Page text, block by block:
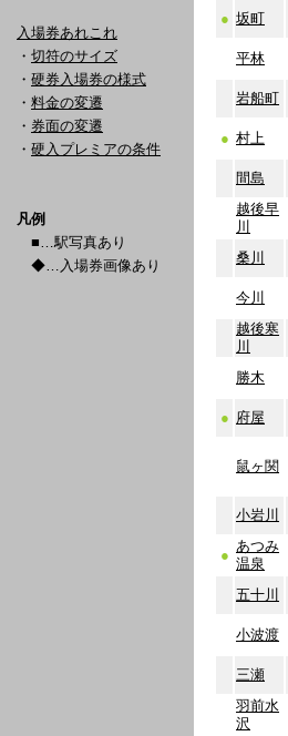
入場券あれこれ
・ 切符のサイズ
・ 硬券入場券の様式
・ 料金の変遷
・ 券面の変遷
・ 硬入プレミアの条件
凡例
■…駅写真あり
◆…入場券画像あり
● 坂町
平林
岩船町
● 村上
間島
越後早
川
桑川
今川
越後寒
川
勝木
● 府屋
鼠ヶ関
小岩川
●
あつみ
温泉
五十川
小波渡
三瀬
羽前水
沢